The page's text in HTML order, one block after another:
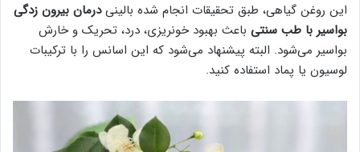
این روغن گیاهی، طبق تحقیقات انجام شده بالینیدرمان بیرون زدگی
بواسیر با طب سنتی باعث بهبود خونریزی، درد، تحریک و خارش
بواسیر می‌شود. البته پیشنهاد می‌شود که این اسانس را با ترکیبات
لوسیون یا پماد استفاده کنید.